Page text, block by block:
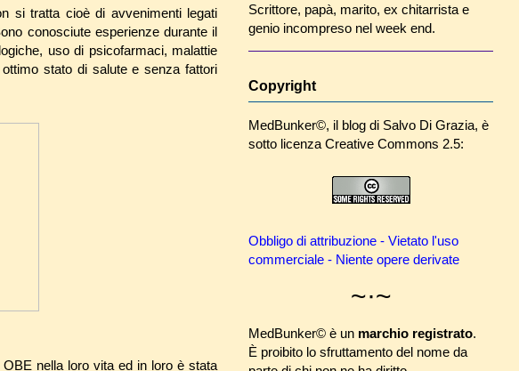
si tratta cioè di avvenimenti legati
conosciute esperienze durante il
uso di psicofarmaci, malattie
stato di salute e senza fattori
nella loro vita ed in loro è stata
Scrittore, papà, marito, ex chitarrista e
genio incompreso nel week end.
Copyright
MedBunker©, il blog di Salvo Di Grazia, è
sotto licenza Creative Commons 2.5:
Obbligo di attribuzione - Vietato l'uso
commerciale - Niente opere derivate
~·~
MedBunker© è un marchio registrato.
È proibito lo sfruttamento del nome da